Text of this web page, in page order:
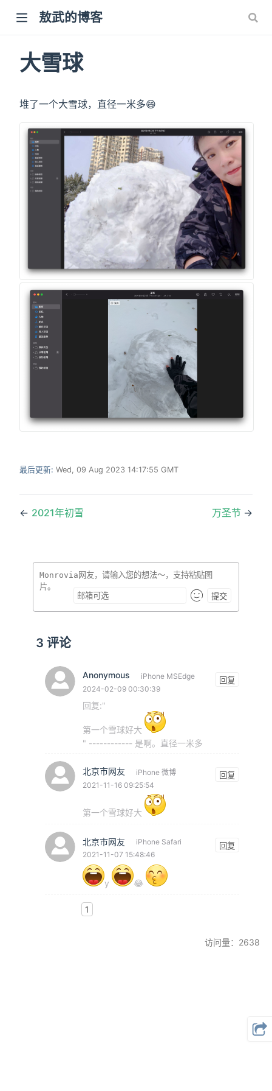
敖武的博客
大雪球
堆了一个大雪球，直径一米多😄
最后更新: Wed, 09 Aug 2023 14:17:55 GMT
← 2021年初雪 万圣节 →
提交
3 评论
Anonymous
iPhone MSEdge
2024-02-09 00:30:39
回复
回复:"
第一个雪球好大
" ------------ 是啊。直径一米多
北京市网友
iPhone 微博
2021-11-16 09:25:54
回复
第一个雪球好大
北京市网友
iPhone Safari
2021-11-07 15:48:46
回复
y 😂
1
访问量：2638